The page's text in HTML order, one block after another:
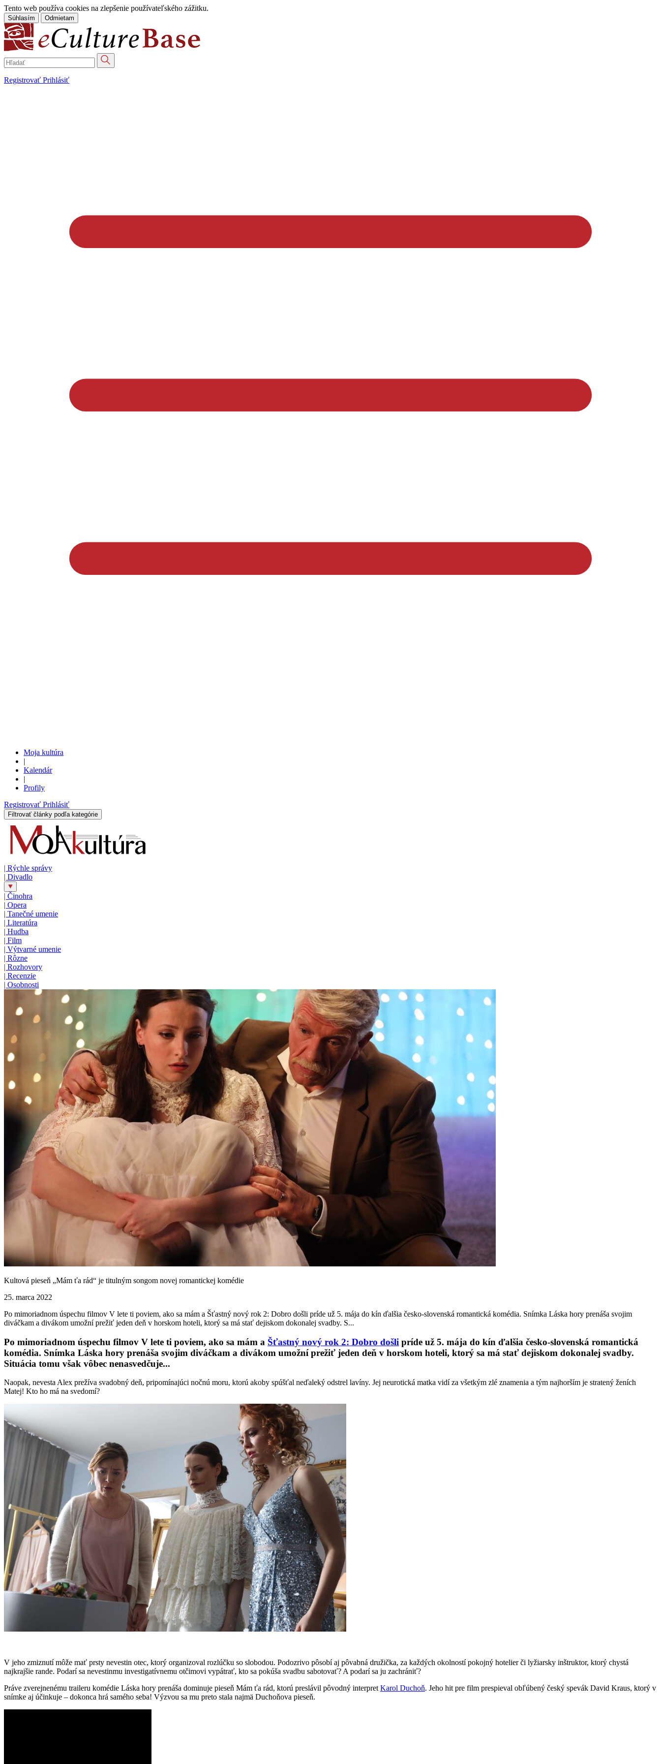
Tento web používa cookies na zlepšenie používateľského zážitku.
Súhlasím Odmietam
Registrovať Prihlásiť
Moja kultúra
|
Kalendár
|
Profily
Registrovať Prihlásiť
Filtrovať články podľa kategórie
| Rýchle správy
| Divadlo
| Činohra
| Opera
| Tanečné umenie
| Literatúra
| Hudba
| Film
| Výtvarné umenie
| Rôzne
| Rozhovory
| Recenzie
| Osobnosti
Kultová pieseň „Mám ťa rád“ je titulným songom novej romantickej komédie
25. marca 2022
Po mimoriadnom úspechu filmov V lete ti poviem, ako sa mám a Šťastný nový rok 2: Dobro došli príde už 5. mája do kín ďalšia česko-slovenská romantická komédia. Snímka Láska hory prenáša svojim
diváčkam a divákom umožní prežiť jeden deň v horskom hoteli, ktorý sa má stať dejiskom dokonalej svadby. S...
Po mimoriadnom úspechu filmov V lete ti poviem, ako sa mám a Šťastný nový rok 2: Dobro došli príde už 5. mája do kín ďalšia česko-slovenská romantická
komédia. Snímka Láska hory prenáša svojim diváčkam a divákom umožní prežiť jeden deň v horskom hoteli, ktorý sa má stať dejiskom dokonalej svadby.
Situácia tomu však vôbec nenasvedčuje...
Naopak, nevesta Alex prežíva svadobný deň, pripomínajúci nočnú moru, ktorú akoby spúšťal neďaleký odstrel lavíny. Jej neurotická matka vidí za všetkým zlé znamenia a tým najhorším je stratený ženích
Matej! Kto ho má na svedomí?
V jeho zmiznutí môže mať prsty nevestin otec, ktorý organizoval rozlúčku so slobodou. Podozrivo pôsobí aj pôvabná družička, za každých okolností pokojný hotelier či lyžiarsky inštruktor, ktorý chystá
najkrajšie rande. Podarí sa nevestinmu investigatívnemu otčimovi vypátrať, kto sa pokúša svadbu sabotovať? A podarí sa ju zachrániť?
Práve zverejnenému traileru komédie Láska hory prenáša dominuje pieseň Mám ťa rád, ktorú preslávil pôvodný interpretKarol Duchoň. Jeho hit pre film prespieval obľúbený český spevák David Kraus, ktorý v
snímke aj účinkuje – dokonca hrá samého seba! Výzvou sa mu preto stala najmä Duchoňova pieseň.